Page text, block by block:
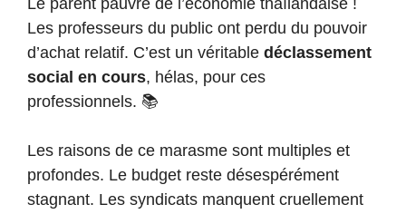
Le parent pauvre de l’économie thaïlandaise !
Les professeurs du public ont perdu du pouvoir
d’achat relatif. C’est un véritable déclassement
social en cours, hélas, pour ces
professionnels. 📚
Les raisons de ce marasme sont multiples et
profondes. Le budget reste désespérément
stagnant. Les syndicats manquent cruellement